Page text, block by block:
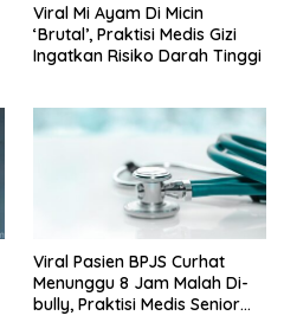
Viral Mi Ayam Di Micin
‘Brutal’, Praktisi Medis Gizi
Ingatkan Risiko Darah Tinggi
Viral Pasien BPJS Curhat
Menunggu 8 Jam Malah Di-
bully, Praktisi Medis Senior